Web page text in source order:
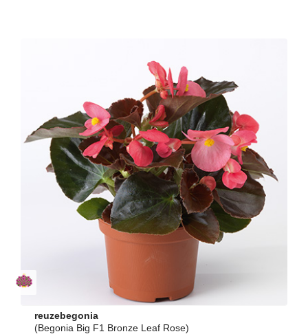
reuzebegonia
(Begonia Big F1 Bronze Leaf Rose)